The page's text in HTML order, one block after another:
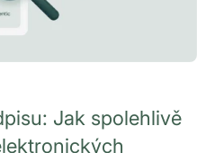
Jak spolehlivě